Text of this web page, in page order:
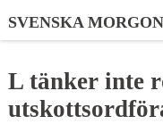
SVENSKA
L tänker inte